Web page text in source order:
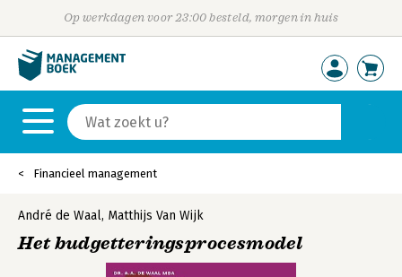
Op werkdagen voor 23:00 besteld, morgen in huis
Financieel management
André de Waal, Matthijs Van Wijk
Het budgetteringsprocesmodel